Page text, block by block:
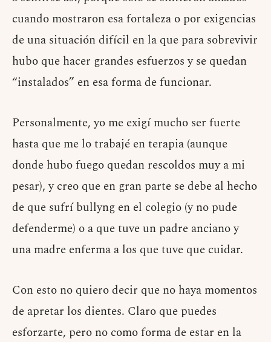
cuando mostraron esa fortaleza o por exigencias
de una situación difícil en la que para sobrevivir
hubo que hacer grandes esfuerzos y se quedan
“instalados” en esa forma de funcionar.
Personalmente, yo me exigí mucho ser fuerte
hasta que me lo trabajé en terapia (aunque
donde hubo fuego quedan rescoldos muy a mi
pesar), y creo que en gran parte se debe al hecho
de que sufrí bullyng en el colegio (y no pude
defenderme) o a que tuve un padre anciano y
una madre enferma a los que tuve que cuidar.
Con esto no quiero decir que no haya momentos
de apretar los dientes. Claro que puedes
esforzarte, pero no como forma de estar en la